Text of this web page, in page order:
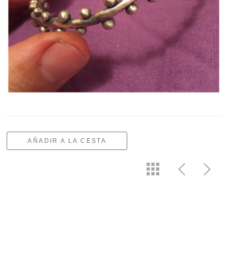
AÑADIR A LA CESTA